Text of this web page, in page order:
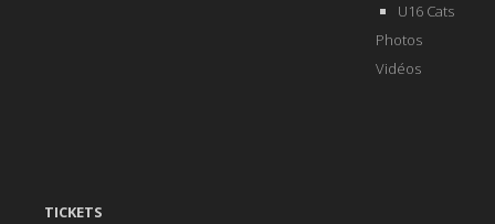
U16 Cats
Photos
Vidéos
TICKETS